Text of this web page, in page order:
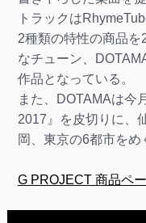
トラックは
2種類の特性の商品を
なチューン、
作品となっている。
また、DOTAMAは今
2017』を皮切りに、
岡、東京の6都市をめ
G PROJECT 商品ペ